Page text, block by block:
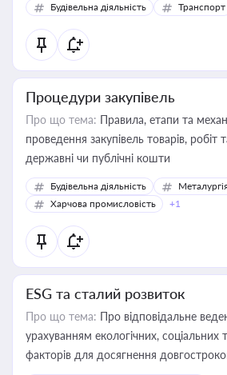
Будівельна діяльність
Транспорт
Процедури закупівель
Про що тема: Правила, етапи та
проведення закупівель товарів, робіт
державні чи публічні кошти
Будівельна діяльність
Металургія
Харчова промисловість
+1
ESG та сталий розвиток
Про що тема: Про відповідальне
урахуванням екологічних, соціальних
факторів для досягнення